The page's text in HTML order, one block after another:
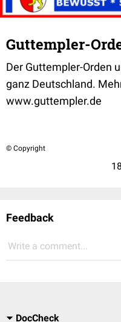
Guttempler-
Der Guttempler-Orden
ganz Deutschland.
www.guttempler.de
© Copyright
Feedback
Write a comment...
DocCheck